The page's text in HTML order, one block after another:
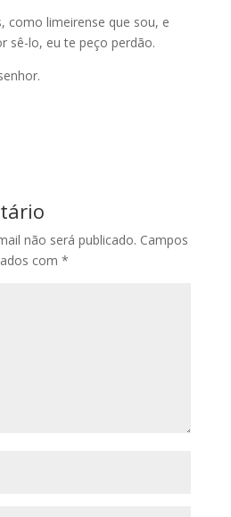
como limeirense que sou, e
sê-lo, eu te peço perdão.
não será publicado. Campos
com *